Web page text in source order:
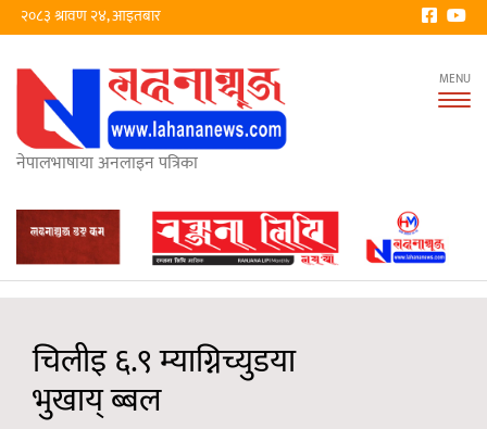
२०८३ श्रावण २४, आइतबार
नेपालभाषाया अनलाइन पत्रिका
चिलीइ ६.९ म्याग्निच्युडया
भुखाय् ब्बल